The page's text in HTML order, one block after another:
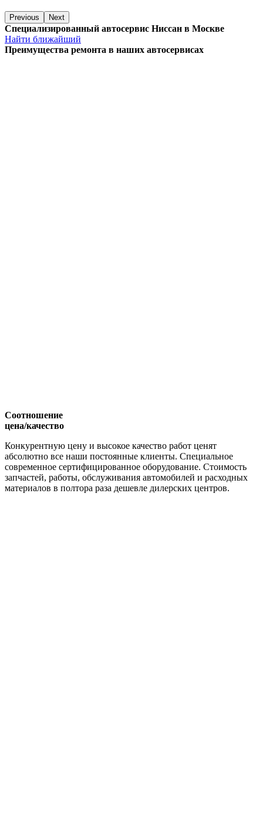
Previous Next
Специализированный автосервис Ниссан в Москве
Найти ближайший
Преимущества ремонта в наших автосервисах
Соотношение
цена/качество
Конкурентную цену и высокое качество работ ценят
абсолютно все наши постоянные клиенты. Специальное
современное сертифицированное оборудование. Стоимость
запчастей, работы, обслуживания автомобилей и расходных
материалов в полтора раза дешевле дилерских центров.